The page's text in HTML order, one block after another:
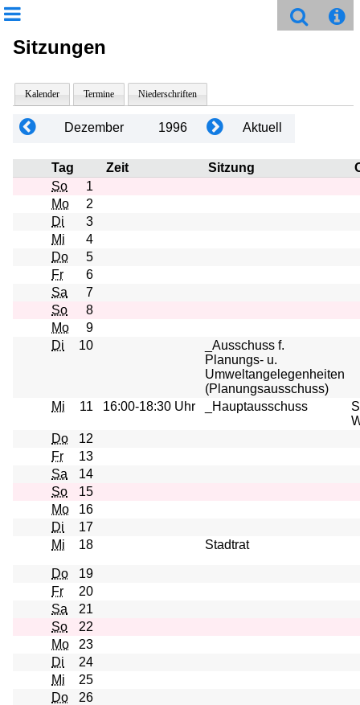
Sitzungen
Kalender Termine Niederschriften
Dezember 1996 Aktuell
Tag Zeit Sitzung
So
1
Mo
2
Di
3
Mi
4
Do
5
Fr
6
Sa
7
So
8
Mo
9
Di
10
_Ausschuss f.
Planungs- u.
Umweltangelegenheiten
(Planungsausschuss)
Mi
11 16:00-18:30 Uhr _Hauptausschuss
Do
12
Fr
13
Sa
14
So
15
Mo
16
Di
17
Mi
18 Stadtrat
Do
19
Fr
20
Sa
21
So
22
Mo
23
Di
24
Mi
25
Do
26